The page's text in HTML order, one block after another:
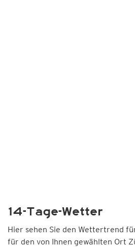
14-Tage-Wetter
Hier sehen Sie den Wettertrend
für den von Ihnen gewählten Ort